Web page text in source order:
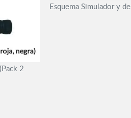
2
Esquema Simulador y